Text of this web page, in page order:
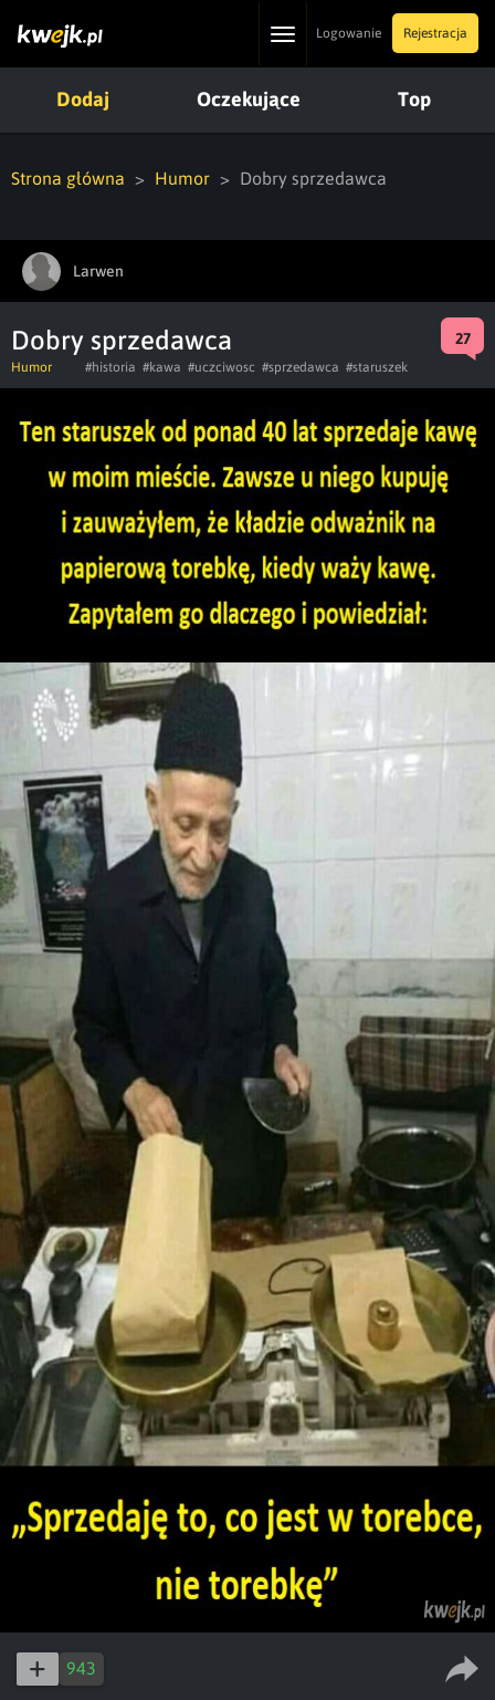
ToggleLogowanie Rejestracja
Dodaj Oczekujące Top
Strona główna Humor Dobry sprzedawca
Larwen
Dobry sprzedawca 27
Humor #historia #kawa #uczciwosc #sprzedawca #staruszek
943